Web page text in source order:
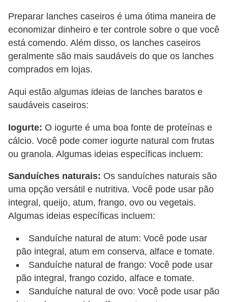
Preparar lanches caseiros é uma ótima maneira de
economizar dinheiro e ter controle sobre o que você
está comendo. Além disso, os lanches caseiros
geralmente são mais saudáveis ​​do que os lanches
comprados em lojas.
Aqui estão algumas ideias de lanches baratos e
saudáveis caseiros:
Iogurte: O iogurte é uma boa fonte de proteínas e
cálcio. Você pode comer iogurte natural com frutas
ou granola. Algumas ideias específicas incluem:
Sanduíches naturais: Os sanduíches naturais são
uma opção versátil e nutritiva. Você pode usar pão
integral, queijo, atum, frango, ovo ou vegetais.
Algumas ideias específicas incluem:
Sanduíche natural de atum: Você pode usar
pão integral, atum em conserva, alface e tomate.
Sanduíche natural de frango: Você pode usar
pão integral, frango cozido, alface e tomate.
Sanduíche natural de ovo: Você pode usar pão